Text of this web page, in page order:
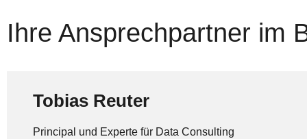
Ihre Ansprechpartner im
Tobias Reuter
Principal und Experte für Data Consulting